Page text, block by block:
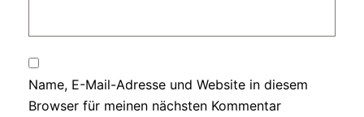
Name, E-Mail-Adresse und Website in diesem
Browser für meinen nächsten Kommentar